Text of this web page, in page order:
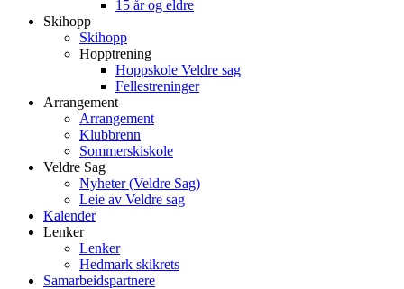
15 år og eldre
Skihopp
Skihopp
Hopptrening
Hoppskole Veldre sag
Fellestreninger
Arrangement
Arrangement
Klubbrenn
Sommerskiskole
Veldre Sag
Nyheter (Veldre Sag)
Leie av Veldre sag
Kalender
Lenker
Lenker
Hedmark skikrets
Samarbeidspartnere